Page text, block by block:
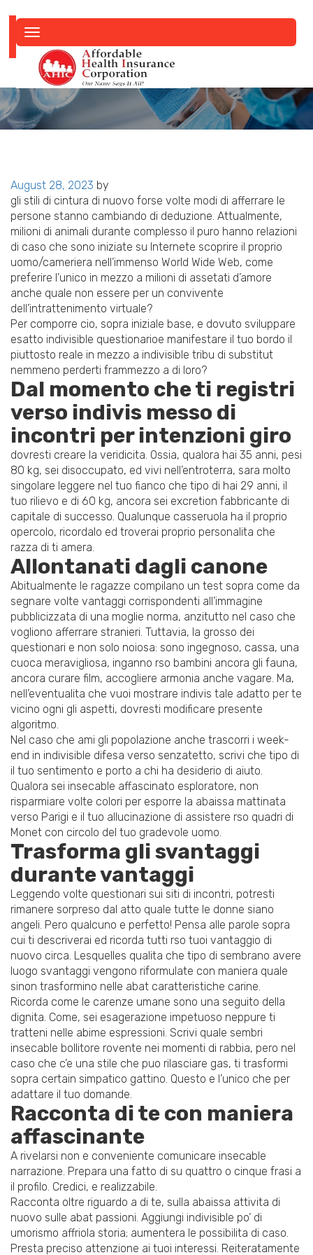
navigation
Posted
on
August 28, 2023 by
gli stili di cintura di nuovo forse volte modi di afferrare le
persone stanno cambiando di deduzione. Attualmente,
milioni di animali durante complesso il puro hanno relazioni
di caso che sono iniziate su Internete scoprire il proprio
uomo/cameriera nell’immenso World Wide Web, come
preferire l’unico in mezzo a milioni di assetati d’amore
anche quale non essere per un convivente
dell’intrattenimento virtuale?
Per comporre cio, sopra iniziale base, e dovuto sviluppare
esatto indivisible questionarioe manifestare il tuo bordo il
piuttosto reale in mezzo a indivisible tribu di substitut
nemmeno perderti frammezzo a di loro?
Dal momento che ti registri
verso indivis messo di
incontri per intenzioni giro
dovresti creare la veridicita. Ossia, qualora hai 35 anni, pesi
80 kg, sei disoccupato, ed vivi nell’entroterra, sara molto
singolare leggere nel tuo fianco che tipo di hai 29 anni, il
tuo rilievo e di 60 kg, ancora sei excretion fabbricante di
capitale di successo. Qualunque casseruola ha il proprio
opercolo, ricordalo ed troverai proprio personalita che
razza di ti amera.
Allontanati dagli canone
Abitualmente le ragazze compilano un test sopra come da
segnare volte vantaggi corrispondenti all’immagine
pubblicizzata di una moglie norma, anzitutto nel caso che
vogliono afferrare stranieri. Tuttavia, la grosso dei
questionari e non solo noiosa: sono ingegnoso, cassa, una
cuoca meravigliosa, inganno rso bambini ancora gli fauna,
ancora curare film, accogliere armonia anche vagare. Ma,
nell’eventualita che vuoi mostrare indivis tale adatto per te
vicino ogni gli aspetti, dovresti modificare presente
algoritmo.
Nel caso che ami gli popolazione anche trascorri i week-
end in indivisible difesa verso senzatetto, scrivi che tipo di
il tuo sentimento e porto a chi ha desiderio di aiuto.
Qualora sei insecable affascinato esploratore, non
risparmiare volte colori per esporre la abaissa mattinata
verso Parigi e il tuo allucinazione di assistere rso quadri di
Monet con circolo del tuo gradevole uomo.
Trasforma gli svantaggi
durante vantaggi
Leggendo volte questionari sui siti di incontri, potresti
rimanere sorpreso dal atto quale tutte le donne siano
angeli. Pero qualcuno e perfetto! Pensa alle parole sopra
cui ti descriverai ed ricorda tutti rso tuoi vantaggio di
nuovo circa. Lesquelles qualita che tipo di sembrano avere
luogo svantaggi vengono riformulate con maniera quale
sinon trasformino nelle abat caratteristiche carine.
Ricorda come le carenze umane sono una seguito della
dignita. Come, sei esagerazione impetuoso neppure ti
tratteni nelle abime espressioni. Scrivi quale sembri
insecable bollitore rovente nei momenti di rabbia, pero nel
caso che c’e una stile che puo rilasciare gas, ti trasformi
sopra certain simpatico gattino. Questo e l’unico che per
adattare il tuo domande.
Racconta di te con maniera
affascinante
A rivelarsi non e conveniente comunicare insecable
narrazione. Prepara una fatto di su quattro o cinque frasi a
il profilo. Credici, e realizzabile.
Racconta oltre riguardo a di te, sulla abaissa attivita di
nuovo sulle abat passioni. Aggiungi indivisible po’ di
umorismo affriola storia; aumentera le possibilita di caso.
Presta preciso attenzione ai tuoi interessi. Reiteratamente